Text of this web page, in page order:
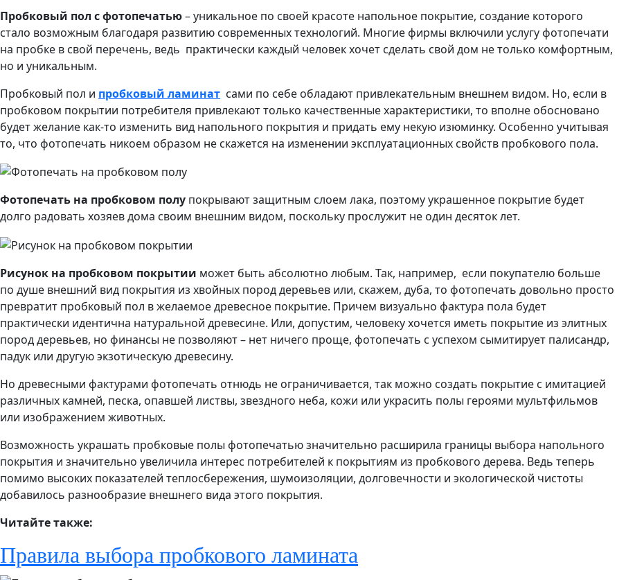
Пробковый пол с фотопечатью– уникальное по своей красоте напольное покрытие, создание которого
стало возможным благодаря развитию современных технологий. Многие фирмы включили услугу фотопечати
на пробке в свой перечень, ведь практически каждый человек хочет сделать свой дом не только комфортным,
но и уникальным.
Пробковый пол и пробковый ламинат сами по себе обладают привлекательным внешнем видом. Но, если в
пробковом покрытии потребителя привлекают только качественные характеристики, то вполне обосновано
будет желание как-то изменить вид напольного покрытия и придать ему некую изюминку. Особенно учитывая
то, что фотопечать никоем образом не скажется на изменении эксплуатационных свойств пробкового пола.
Фотопечать на пробковом полу покрывают защитным слоем лака, поэтому украшенное покрытие будет
долго радовать хозяев дома своим внешним видом, поскольку прослужит не один десяток лет.
Рисунок на пробковом покрытии может быть абсолютно любым. Так, например, если покупателю больше
по душе внешний вид покрытия из хвойных пород деревьев или, скажем, дуба, то фотопечать довольно просто
превратит пробковый пол в желаемое древесное покрытие. Причем визуально фактура пола будет
практически идентична натуральной древесине. Или, допустим, человеку хочется иметь покрытие из элитных
пород деревьев, но финансы не позволяют – нет ничего проще, фотопечать с успехом сымитирует палисандр,
падук или другую экзотическую древесину.
Но древесными фактурами фотопечать отнюдь не ограничивается, так можно создать покрытие с имитацией
различных камней, песка, опавшей листвы, звездного неба, кожи или украсить полы героями мультфильмов
или изображением животных.
Возможность украшать пробковые полы фотопечатью значительно расширила границы выбора напольного
покрытия и значительно увеличила интерес потребителей к покрытиям из пробкового дерева. Ведь теперь
помимо высоких показателей теплосбережения, шумоизоляции, долговечности и экологической чистоты
добавилось разнообразие внешнего вида этого покрытия.
Читайте также:
Правила выбора пробкового ламината